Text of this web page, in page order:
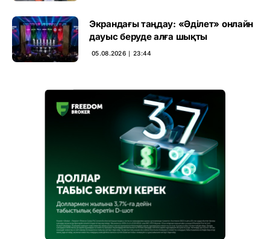
Экрандағы таңдау: «Әділет» онлайн
дауыс беруде алға шықты
05.08.2026 ∣ 23:44